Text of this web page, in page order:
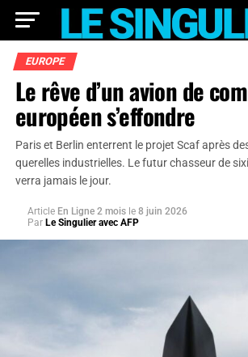
EUROPE
Le rêve d’un avion de
européen s’effondre
Paris et Berlin enterrent le projet Scaf après
querelles industrielles. Le futur chasseur de
verra jamais le jour.
Article En Ligne 2 mois le 8 juin 2026
Par Le Singulier avec AFP